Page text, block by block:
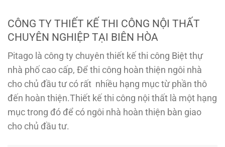
CÔNG TY THIẾT KẾ THI CÔNG NỘI THẤT
CHUYÊN NGHIỆP TẠI BIÊN HÒA
Pitago là công ty chuyên thiết kế thi công Biệt thự
nhà phố cao cấp, Để thi công hoàn thiện ngôi nhà
cho chủ đầu tư có rất nhiều hạng mục từ phần thô
đến hoàn thiện.Thiết kế thi công nội thất là một hạng
mục trong đó để có ngôi nhà hoàn thiện bàn giao
cho chủ đầu tư.